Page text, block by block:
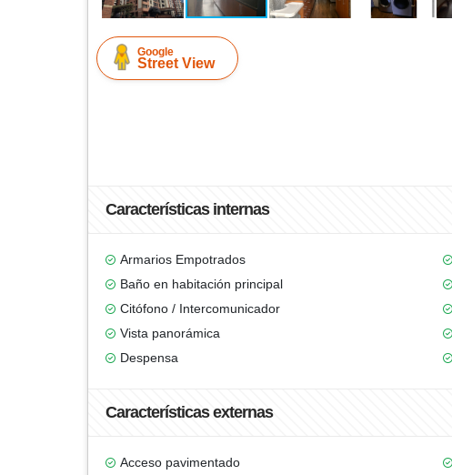
Google
Street View
Características internas
Armarios Empotrados
Baño en habitación principal
Citófono / Intercomunicador
Vista panorámica
Despensa
Características externas
Acceso pavimentado